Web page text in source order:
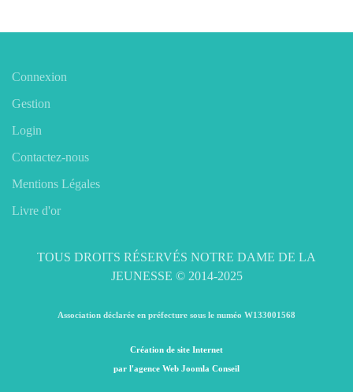
Connexion
Gestion
Login
Contactez-nous
Mentions Légales
Livre d'or
TOUS DROITS RÉSERVÉS NOTRE DAME DE LA
JEUNESSE © 2014-2025
Association déclarée en préfecture sous le numéo W133001568
Création de site Internet
par l'agence Web Joomla Conseil